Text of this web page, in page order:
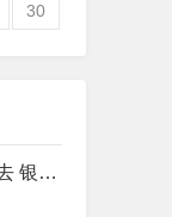
30
腋下银屑病用激光烧下去 银屑病激光手术